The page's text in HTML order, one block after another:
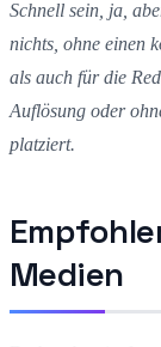
Schnell sein, ja,
nichts, ohne einen
als auch für die
Auflösung oder
platziert.
Medien